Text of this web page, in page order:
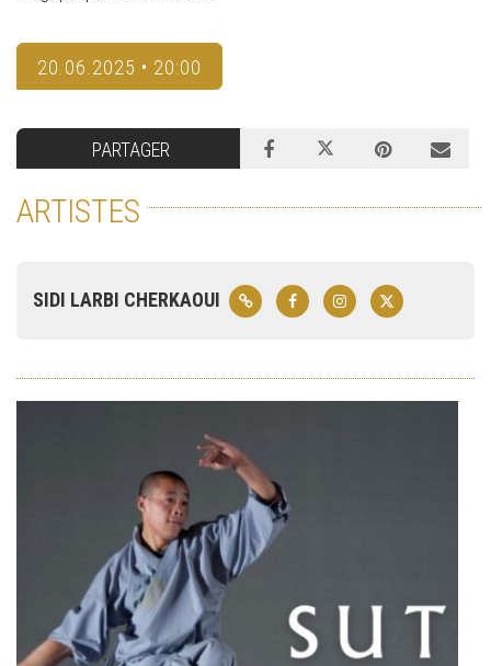
20.06.2025 • 20:00
PARTAGER
ARTISTES
SIDI LARBI CHERKAOUI